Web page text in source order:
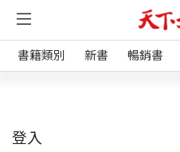
書籍類別 新書 暢銷書
登入